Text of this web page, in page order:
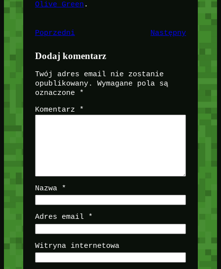
Olive Green .
Poprzedni Następny
Dodaj komentarz
Twój adres email nie zostanie
opublikowany.
Wymagane pola są
oznaczone
*
Komentarz *
Nazwa *
Adres email *
Witryna internetowa